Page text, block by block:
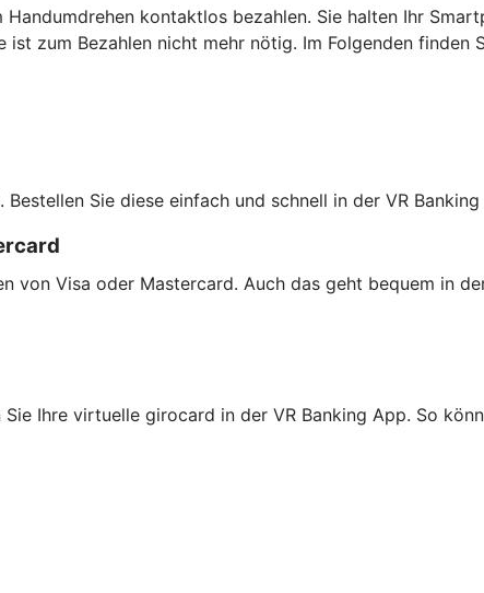
kontaktlos bezahlen. Sie halten Ihr
zum Bezahlen nicht mehr nötig. Im Folgenden
Sie diese einfach und schnell in der VR Banking
von Visa oder Mastercard. Auch das geht bequem in
Ihre virtuelle girocard in der VR Banking App. So